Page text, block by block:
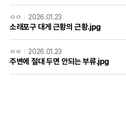
ㅇㅇ 2026.01.23
소래포구 대게 근황의 근황.jpg
ㅇㅇ 2026.01.23
주변에 절대 두면 안되는 부류.jpg